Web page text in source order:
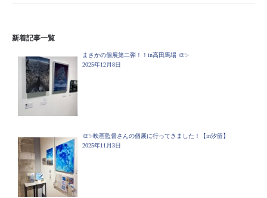
新着記事一覧
まさかの個展第二弾！！in高田馬場 🎨✨
2025年12月8日
🎨✨映画監督さんの個展に行ってきました！【in汐留】
2025年11月3日